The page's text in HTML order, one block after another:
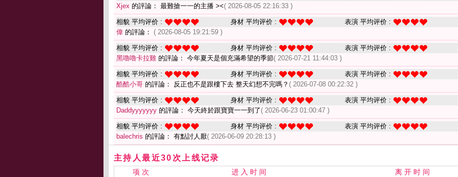
Xjex 的評論： 最難搶一一的主播 ><( 2026-08-05 22:16:33 )
相貌 平均评价 : 身材 平均评价 : 表演 平均评价 :
偉 的評論： ( 2026-08-05 19:21:59 )
相貌 平均评价 : 身材 平均评价 : 表演 平均评价 :
黑嚕嚕卡拉雞 的評論： 今年夏天是個充滿希望的季節( 2026-07-21 11:44:03 )
相貌 平均评价 : 身材 平均评价 : 表演 平均评价 :
酷酷小哥 的評論： 反正也不是跟樓下去 整天幻想不完嗎？ ( 2026-07-08 00:22:32 )
相貌 平均评价 : 身材 平均评价 : 表演 平均评价 :
Daddyyyyyyy 的評論： 今天終於跟寶寶一一到了 ( 2026-06-23 01:00:47 )
相貌 平均评价 : 身材 平均评价 : 表演 平均评价 :
balechris 的評論： 有點討人厭( 2026-06-09 20:28:13 )
主持人最近30次上线记录
项 次 进 入 时 间 离 开 时 间